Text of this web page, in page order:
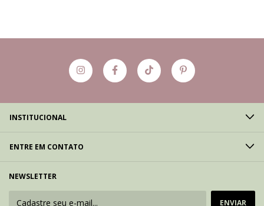
INSTITUCIONAL
ENTRE EM CONTATO
NEWSLETTER